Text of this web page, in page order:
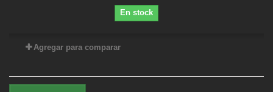
En stock
Agregar para comparar